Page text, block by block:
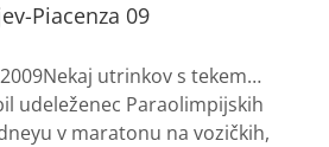
Piacenza 09
utrinkov s tekem…
udeleženec Paraolimpijskih
v maratonu na vozičkih,